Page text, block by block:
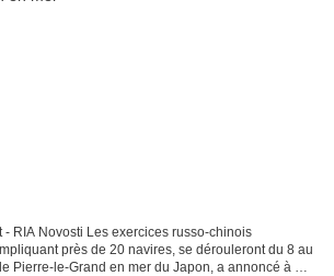
- RIA Novosti Les exercices russo-chinois
près de 20 navires, se dérouleront du 8 au
Pierre-le-Grand en mer du Japon, a annoncé à RIA